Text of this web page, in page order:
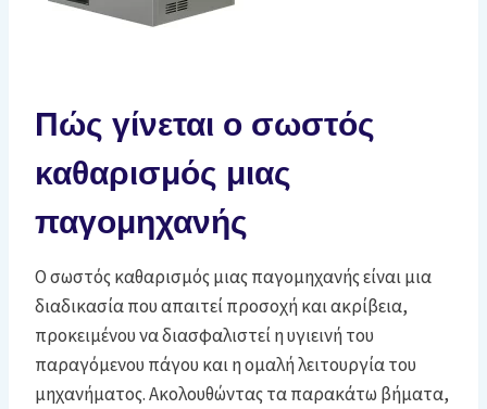
Πώς γίνεται ο σωστός
καθαρισμός μιας
παγομηχανής
Ο σωστός καθαρισμός μιας παγομηχανής είναι μια
διαδικασία που απαιτεί προσοχή και ακρίβεια,
προκειμένου να διασφαλιστεί η υγιεινή του
παραγόμενου πάγου και η ομαλή λειτουργία του
μηχανήματος. Ακολουθώντας τα παρακάτω βήματα,